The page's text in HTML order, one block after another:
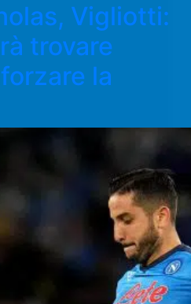
Vigliotti:
trovare
la